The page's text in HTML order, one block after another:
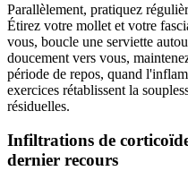
Parallèlement, pratiquez
Étirez votre mollet et votre
vous, boucle une serviette
doucement vers vous,
période de repos, quand
exercices rétablissent la
résiduelles.
Infiltrations de
dernier recours